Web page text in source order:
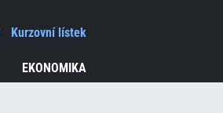
EKONOMIKA
Kurzovní lístek